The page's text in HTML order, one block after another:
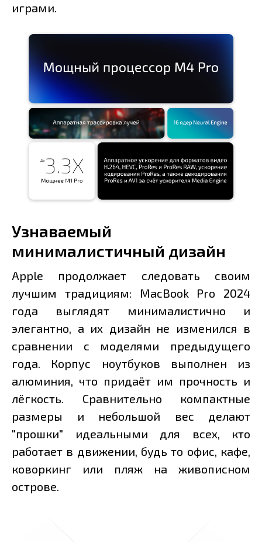
играми.
Узнаваемый
минималистичный дизайн
Apple продолжает следовать своим
лучшим традициям: MacBook Pro 2024
года выглядят минималистично и
элегантно, а их дизайн не изменился в
сравнении с моделями предыдущего
года. Корпус ноутбуков выполнен из
алюминия, что придаёт им прочность и
лёгкость. Сравнительно компактные
размеры и небольшой вес делают
"прошки" идеальными для всех, кто
работает в движении, будь то офис, кафе,
коворкинг или пляж на живописном
острове.